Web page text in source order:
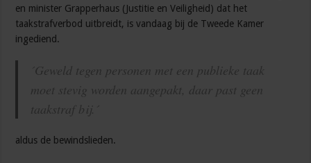
en minister Grapperhaus (Justitie en Veiligheid) dat het
taakstrafverbod uitbreidt, is vandaag bij de Tweede Kamer
ingediend.
´Geweld tegen personen met een publieke taak
moet stevig worden aangepakt, daar past geen
taakstraf bij.´
aldus de bewindslieden.